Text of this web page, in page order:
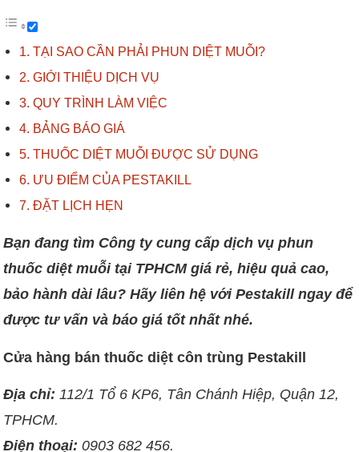
TẠI SAO CẦN PHẢI PHUN DIỆT MUỖI?
GIỚI THIỆU DỊCH VỤ
QUY TRÌNH LÀM VIỆC
BẢNG BÁO GIÁ
THUỐC DIỆT MUỖI ĐƯỢC SỬ DỤNG
ƯU ĐIỂM CỦA PESTAKILL
ĐẶT LỊCH HẸN
Bạn đang tìm Công ty cung cấp dịch vụ phun
thuốc diệt muỗi tại TPHCM giá rẻ, hiệu quả cao,
bảo hành dài lâu? Hãy liên hệ với Pestakill ngay để
được tư vấn và báo giá tốt nhất nhé.
Cửa hàng bán thuốc diệt côn trùng Pestakill
Địa chỉ: 112/1 Tổ 6 KP6, Tân Chánh Hiệp, Quận 12,
TPHCM.
Điện thoại: 0903 682 456.